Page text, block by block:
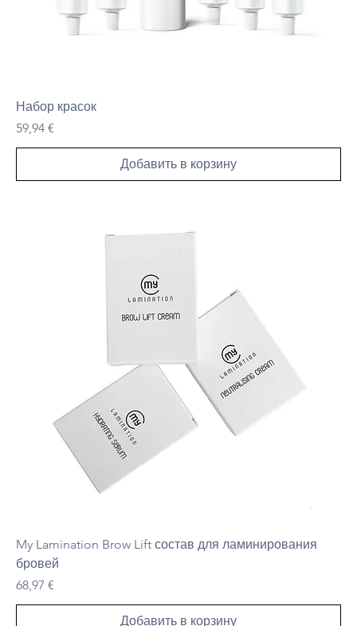
Набор красок
Цена
59,94 €
Добавить в корзину
My Lamination Brow Lift состав для ламинирования
бровей
Цена
68,97 €
Добавить в корзину